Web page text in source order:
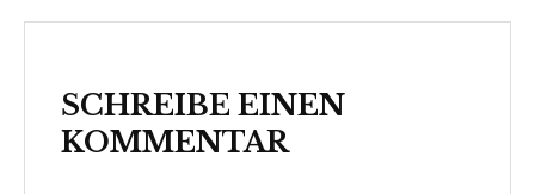
SCHREIBE EINEN
KOMMENTAR